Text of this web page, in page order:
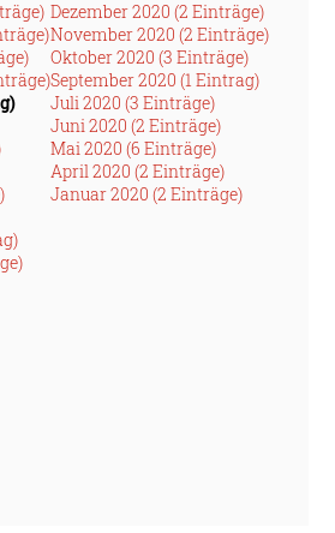
Dezember 2020 (2 Einträge)
November 2020 (2 Einträge)
Oktober 2020 (3 Einträge)
September 2020 (1 Eintrag)
Juli 2020 (3 Einträge)
Juni 2020 (2 Einträge)
Mai 2020 (6 Einträge)
April 2020 (2 Einträge)
Januar 2020 (2 Einträge)